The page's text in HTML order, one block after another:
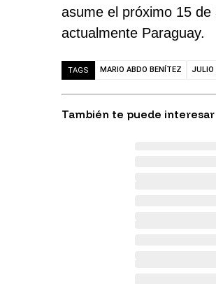
asume el próximo 15
actualmente Paraguay.
TAGS MARIO ABDO BENÍTEZ JULIO
También te puede interesar